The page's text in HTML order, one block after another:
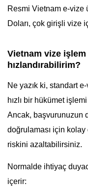
Resmi Vietnam e-vize
Doları, çok girişli vize
Vietnam vize işlem
hızlandırabilirim?
Ne yazık ki, standart
hızlı bir hükümet
Ancak, başvurunuzun
doğrulaması için
riskini azaltabilirsiniz.
Normalde ihtiyaç
içerir: